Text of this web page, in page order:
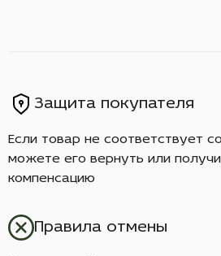
Защита покупателя
Если товар не соответствует
можете его вернуть или
компенсацию
Правила отмены